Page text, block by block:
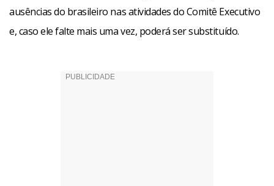
ausências do brasileiro nas atividades do Comitê Executivo
e, caso ele falte mais uma vez, poderá ser substituído.